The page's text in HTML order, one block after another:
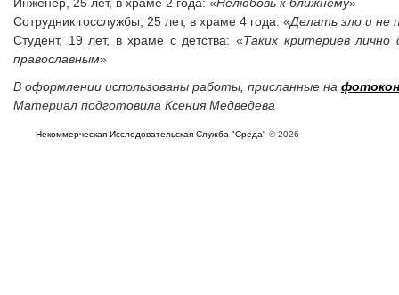
Сотрудник госслужбы, 25 лет, в храме 4 года: «Делать зло и не
Студент, 19 лет, в храме с детства: «Таких критериев
православным»
В оформлении использованы работы, присланные на
Материал подготовила Ксения Медведева
Некоммерческая Исследовательская Служба "Среда" © 2026